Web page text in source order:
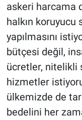
askeri harcama
halkın koruyucu
yapılmasını
bütçesi değil,
ücretler, nitelikli
hizmetler
ülkemizde de
bedelini her